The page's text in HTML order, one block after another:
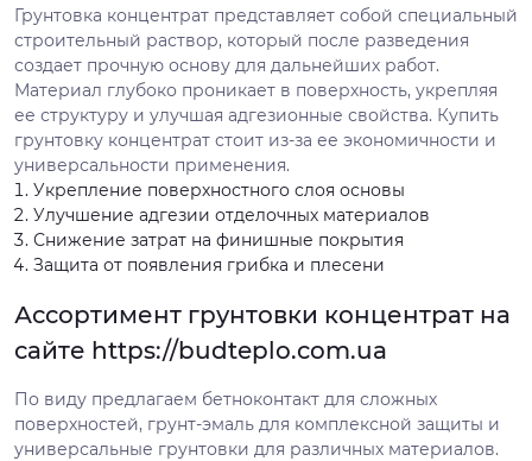
Грунтовка концентрат представляет собой специальный
строительный раствор, который после разведения
создает прочную основу для дальнейших работ.
Материал глубоко проникает в поверхность, укрепляя
ее структуру и улучшая адгезионные свойства. Купить
грунтовку концентрат стоит из-за ее экономичности и
универсальности применения.
Укрепление поверхностного слоя основы
Улучшение адгезии отделочных материалов
Снижение затрат на финишные покрытия
Защита от появления грибка и плесени
Ассортимент грунтовки концентрат на
сайте https://budteplo.com.ua
По виду предлагаем бетноконтакт для сложных
поверхностей, грунт-эмаль для комплексной защиты и
универсальные грунтовки для различных материалов.